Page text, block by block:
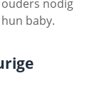
nodig
baby.